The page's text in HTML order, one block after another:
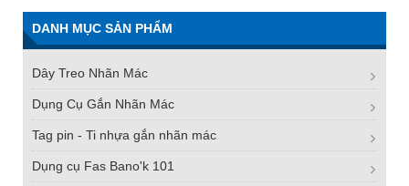
DANH MỤC SẢN PHẨM
Dây Treo Nhãn Mác
Dụng Cụ Gắn Nhãn Mác
Tag pin - Ti nhựa gắn nhãn mác
Dụng cụ Fas Bano'k 101